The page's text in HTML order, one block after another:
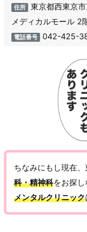
住所 東京都西東京
メディカルモール 2
電話番号 042-425-
ちなみにもし現在
科・精神科をお探し
メンタルクリニック